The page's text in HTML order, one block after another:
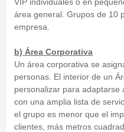
área general. Grupos de 10
empresa.
b) Área Corporativa
Un área corporativa se
personas. El interior de un
personalizar para adaptarse
con una amplia lista de
el grupo es menor que el
clientes, más metros